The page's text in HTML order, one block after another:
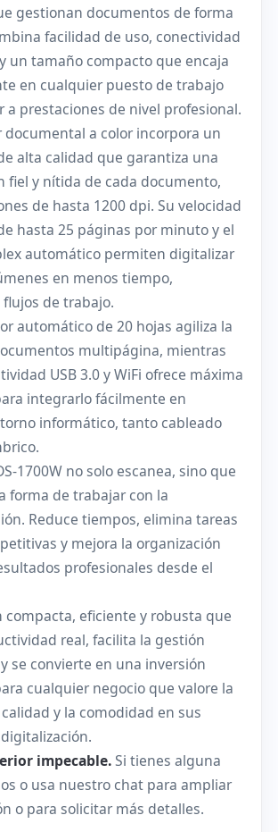
gestionan documentos de forma
facilidad de uso, conectividad
un tamaño compacto que encaja
en cualquier puesto de trabajo
a prestaciones de nivel profesional.
documental a color incorpora un
alta calidad que garantiza una
fiel y nítida de cada documento,
de hasta 1200 dpi. Su velocidad
hasta 25 páginas por minuto y el
automático permiten digitalizar
en menos tiempo,
de trabajo.
automático de 20 hojas agiliza la
multipágina, mientras
USB 3.0 y WiFi ofrece máxima
integrarlo fácilmente en
informático, tanto cableado
1700W no solo escanea, sino que
forma de trabajar con la
Reduce tiempos, elimina tareas
y mejora la organización
profesionales desde el
compacta, eficiente y robusta que
real, facilita la gestión
se convierte en una inversión
cualquier negocio que valore la
y la comodidad en sus
impecable.Si tienes alguna
o usa nuestro chat para ampliar
o para solicitar más detalles.